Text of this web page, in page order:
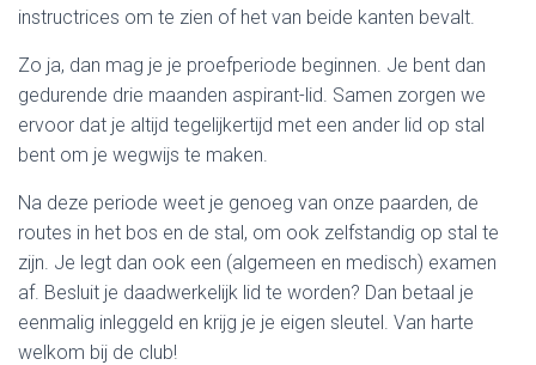
instructrices om te zien of het van beide kanten bevalt.
Zo ja, dan mag je je proefperiode beginnen. Je bent dan
gedurende drie maanden aspirant-lid. Samen zorgen we
ervoor dat je altijd tegelijkertijd met een ander lid op stal
bent om je wegwijs te maken.
Na deze periode weet je genoeg van onze paarden, de
routes in het bos en de stal, om ook zelfstandig op stal te
zijn. Je legt dan ook een (algemeen en medisch) examen
af. Besluit je daadwerkelijk lid te worden? Dan betaal je
eenmalig inleggeld en krijg je je eigen sleutel. Van harte
welkom bij de club!